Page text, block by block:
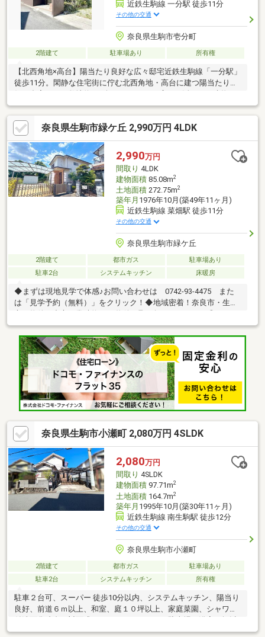
近鉄生駒線 一分駅 徒歩11分
その他の交通
奈良県生駒市壱分町
2階建て 駐車場あり 所有権
【北西角地×高台】陽当たり良好な広々邸宅近鉄生駒線「一分駅」
徒歩11分。閑静な住宅街に佇む北西角地・高台に建つ陽当たり良
約32.89坪とファミリー世帯にも十分な居住スペースを確保。角地
ならではの開放的な採光通風に加え高台立地により周辺を見渡せ
る眺望も魅力です。日当たりを重視される方、将来の建て替えや
リフォームも視野に入れたい方にもおすすめの一区画。周辺は落
ち着いた雰囲気でお子様の通学や日々のお買い物にも便利な生活
環境が整っています。現地の陽当たりや街並みは、ぜひ実際にご
覧いただき体感してください。内覧のご相談随時受け付けており
ます。
奈良県生駒市緑ケ丘 2,990万円 4LDK
2,990万円
間取り 4LDK
建物面積85.08m2
土地面積272.75m2
築年月 1976年10月(築49年11ヶ月)
近鉄生駒線 菜畑駅 徒歩11分
その他の交通
奈良県生駒市緑ケ丘
2階建て 都市ガス
駐車場あり
駐車2台
システムキッチン 床暖房
◆まずは現地見学で体感♪お問い合わせは 0742-93-4475 また
は「見学予約（無料）」をクリック！◆地域密着！奈良市・生駒
ーネット未公開物件も多数！奈良・生駒エリアでお探しの方は当
社へお問合せ下さい♪◆お住替えの方/売却検討の方必見！当社で
は1社完結でお住替えをサポート。売却～購入～引越までスムーズ
に☆ ◆住宅ローンのご相談もお任せ下さい！お勤め先や勤続年
数、ご年収等により、借り入れ可能な金融機関は異なります。専
任の住宅ローンアドバイザーがお客様に合った最適な金融機関を
ご紹介します！
奈良県生駒市小瀬町 2,080万円 4SLDK
2,080万円
間取り 4SLDK
建物面積97.71m2
土地面積164.7m2
築年月 1995年10月(築30年11ヶ月)
近鉄生駒線 南生駒駅 徒歩12分
その他の交通
奈良県生駒市小瀬町
2階建て 都市ガス
駐車場あり
駐車2台
システムキッチン 所有権
駐車２台可、スーパー 徒歩10分以内、システムキッチン、陽当り
良好、前道６ｍ以上、和室、庭１０坪以上、家庭菜園、シャワー
上、南面バルコニー、全室南向き、吹抜け、リノベーション、通